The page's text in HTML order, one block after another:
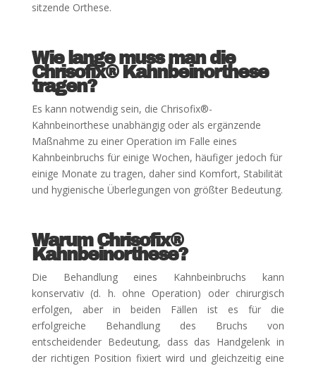
sitzende Orthese.
Wie lange muss man die
Chrisofix® Kahnbeinorthese
tragen?
Es kann notwendig sein, die Chrisofix®-
Kahnbeinorthese unabhängig oder als ergänzende
Maßnahme zu einer Operation im Falle eines
Kahnbeinbruchs für einige Wochen, häufiger jedoch für
einige Monate zu tragen, daher sind Komfort, Stabilität
und hygienische Überlegungen von größter Bedeutung.
Warum Chrisofix®
Kahnbeinorthese?
Die Behandlung eines Kahnbeinbruchs kann
konservativ (d. h. ohne Operation) oder chirurgisch
erfolgen, aber in beiden Fällen ist es für die
erfolgreiche Behandlung des Bruchs von
entscheidender Bedeutung, dass das Handgelenk in
der richtigen Position fixiert wird und gleichzeitig eine